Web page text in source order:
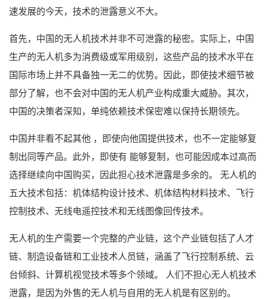
速发展的今天，技术的泄露意义不大。
首先，中国的无人机技术并非不可泄露的秘密。实际上，中国
生产的无人机多为消费级或军用级别，这些产品的技术水平在
国际市场上并不具备独一无二的优势。因此，即使技术细节被
部分了解，也不会对中国的无人机产业构成重大威胁。其次，
中国的决策者深知，单纯依赖技术保密难以保持长期领先。
中国并非看不起其他 ，即使向他国提供技术，也不一定能够复
制出同等产品。此外，即使有 能够复制，也可能因成本过高而
选择继续向中国购买，因此担心技术泄露是多余的。 无人机的
五大技术包括：机体结构设计技术、机体结构材料技术、飞行
控制技术、无线电遥控技术和无线图像回传技术。
无人机的生产需要一个完整的产业链，这个产业链包括了人才
链、制造设备链和工业技术人员链，涵盖了飞行控制系统、云
台倾斜、计算机视觉技术等多个领域。 人们不担心无人机技术
泄露，是因为外售的无人机与自用的无人机是有区别的。